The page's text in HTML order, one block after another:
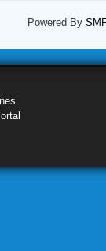
Powered By